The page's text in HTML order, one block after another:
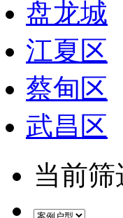
盘龙城
江夏区
蔡甸区
武昌区
当前筛